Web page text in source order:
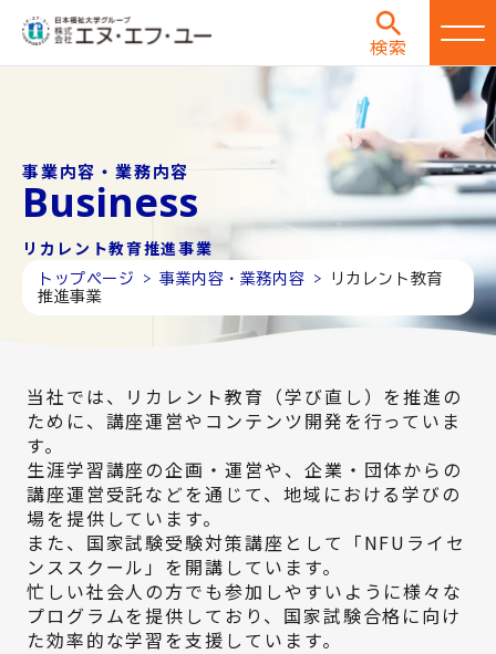
検索
事業内容・業務内容
Business
リカレント教育推進事業
トップページ >事業内容・業務内容 >
リカレント教育
推進事業
当社では、リカレント教育（学び直し）を推進の
ために、講座運営やコンテンツ開発を行っていま
す。
生涯学習講座の企画・運営や、企業・団体からの
講座運営受託などを通じて、地域における学びの
場を提供しています。
また、国家試験受験対策講座として「NFUライセ
ンススクール」を開講しています。
忙しい社会人の方でも参加しやすいように様々な
プログラムを提供しており、国家試験合格に向け
た効率的な学習を支援しています。